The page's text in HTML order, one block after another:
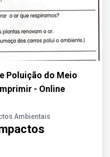
Poluição do Meio
- Online
Ambientais